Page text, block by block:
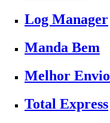
Log Manager
Manda Bem
Melhor Envio
Total Express